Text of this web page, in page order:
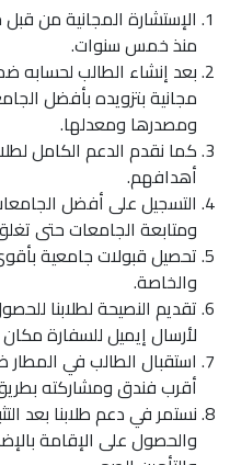
الإستشارة المجانية من
منذ خمس سنوات.
بعد إنشاء الطالب
مجانية بتزويده بأفضل
ومصدرها ومعدلها.
كما نقدم الدعم الكامل
أهدافهم.
التسجيل على أفضل
ومتابعة الجامعات حتى
تحصيل قبولات جامعية
والخاصة.
تقديم النصيحة لطلابنا
لأرسال إيميل للسفارة
استقبال الطالب في
أقرب فندق ومشاركته
نستمر في دعم طلابنا بعد
والحصول على الإقامة